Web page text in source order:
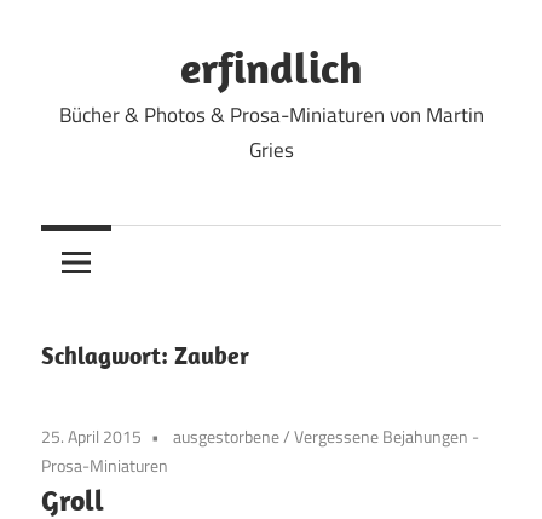
erfindlich
Bücher & Photos & Prosa-Miniaturen von Martin
Gries
Schlagwort: Zauber
25. April 2015 ausgestorbene/Vergessene Bejahungen -
Prosa-Miniaturen
Groll